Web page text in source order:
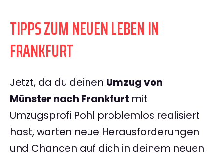
TIPPS ZUM NEUEN LEBEN IN
FRANKFURT
Jetzt, da du deinen Umzug von
Münster nach Frankfurt mit
Umzugsprofi Pohl problemlos realisiert
hast, warten neue Herausforderungen
und Chancen auf dich in deinem neuen